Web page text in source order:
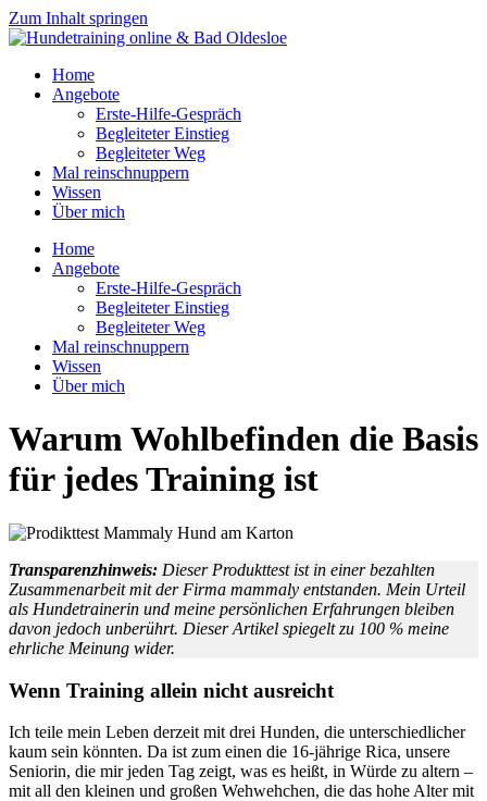
Zum Inhalt springen
Home
Angebote
Erste-Hilfe-Gespräch
Begleiteter Einstieg
Begleiteter Weg
Mal reinschnuppern
Wissen
Über mich
Home
Angebote
Erste-Hilfe-Gespräch
Begleiteter Einstieg
Begleiteter Weg
Mal reinschnuppern
Wissen
Über mich
Warum Wohlbefinden die Basis
für jedes Training ist
Transparenzhinweis: Dieser Produkttest ist in einer bezahlten
Zusammenarbeit mit der Firma mammaly entstanden. Mein Urteil
als Hundetrainerin und meine persönlichen Erfahrungen bleiben
davon jedoch unberührt. Dieser Artikel spiegelt zu 100 % meine
ehrliche Meinung wider.
Wenn Training allein nicht ausreicht
Ich teile mein Leben derzeit mit drei Hunden, die unterschiedlicher
kaum sein könnten. Da ist zum einen die 16-jährige Rica, unsere
Seniorin, die mir jeden Tag zeigt, was es heißt, in Würde zu altern –
mit all den kleinen und großen Wehwehchen, die das hohe Alter mit